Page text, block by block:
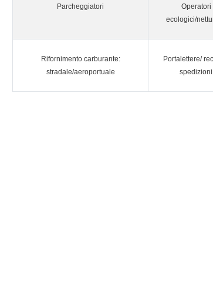
Parcheggiatori
Operatori
ecologici/
Rifornimento carburante:
stradale/aeroportuale
Portalettere/
spedizioni